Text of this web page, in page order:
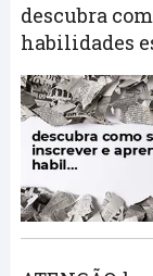
descubra
habilidades